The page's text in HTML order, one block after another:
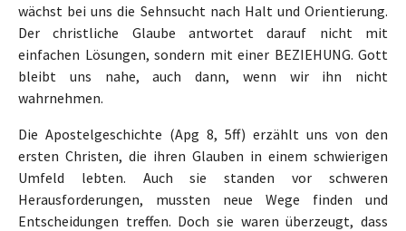
wächst bei uns die Sehnsucht nach Halt und Orientierung.
Der christliche Glaube antwortet darauf nicht mit
einfachen Lösungen, sondern mit einer BEZIEHUNG. Gott
bleibt uns nahe, auch dann, wenn wir ihn nicht
wahrnehmen.
Die Apostelgeschichte (Apg 8, 5ff) erzählt uns von den
ersten Christen, die ihren Glauben in einem schwierigen
Umfeld lebten. Auch sie standen vor schweren
Herausforderungen, mussten neue Wege finden und
Entscheidungen treffen. Doch sie waren überzeugt, dass